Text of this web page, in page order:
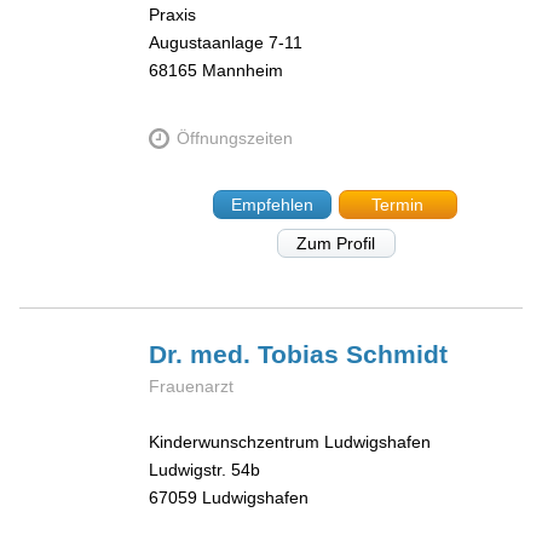
Praxis
Augustaanlage 7-11
68165 Mannheim
Öffnungszeiten
Empfehlen
Termin
Zum Profil
Dr. med. TobiasSchmidt
Frauenarzt
Kinderwunschzentrum Ludwigshafen
Ludwigstr. 54b
67059 Ludwigshafen